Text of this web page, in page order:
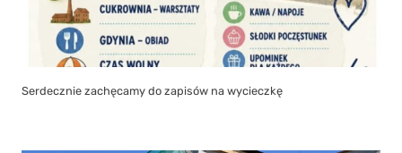
Serdecznie zachęcamy do zapisów na wycieczkę